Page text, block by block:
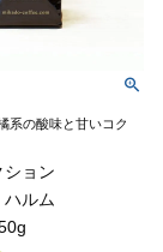
系の酸味と甘いコク
ション
ルム